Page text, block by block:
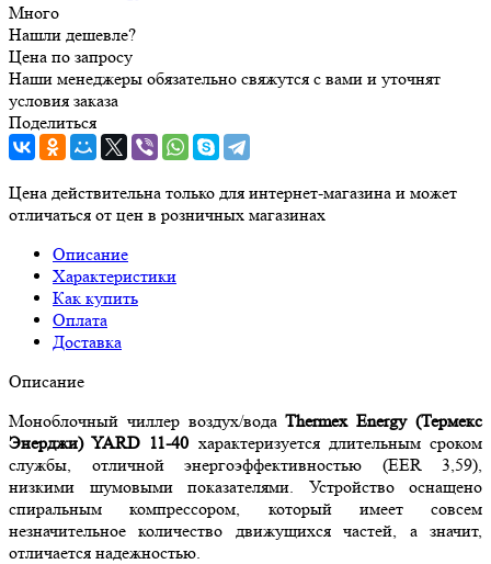
Много
Нашли дешевле?
Цена по запросу
Наши менеджеры обязательно свяжутся с вами и уточнят
условия заказа
Поделиться
Цена действительна только для интернет-магазина и может
отличаться от цен в розничных магазинах
Описание
Характеристики
Как купить
Оплата
Доставка
Описание
Моноблочный чиллер воздух/водаThermex Energy (Термекс
Энерджи) YARD 11-40 характеризуется длительным сроком
службы, отличной энергоэффективностью (EER 3,59),
низкими шумовыми показателями. Устройство оснащено
спиральным компрессором, который имеет совсем
незначительное количество движущихся частей, а значит,
отличается надежностью.